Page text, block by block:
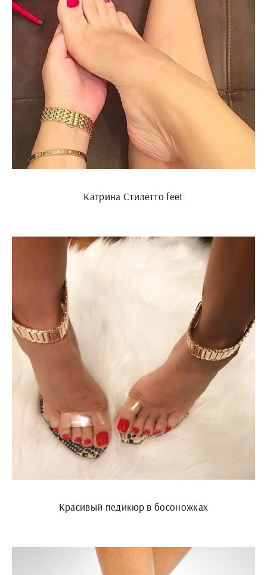
Катрина Стилетто feet
Красивый педикюр в босоножках